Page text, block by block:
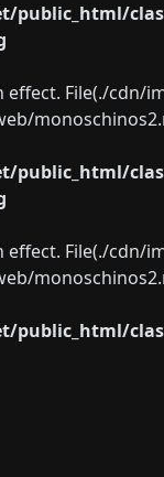
public_html/
effect. File(./
public_html/
effect. File(./
public_html/